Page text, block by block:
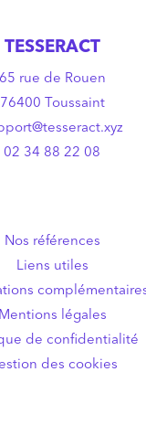
TESSERACT
65 rue de Rouen
76400 Toussaint
02 34 88 22 08
Nos références
Liens utiles
Mentions légales
de confidentialité
des cookies